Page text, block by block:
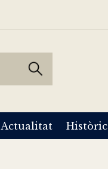
Actualitat Històric